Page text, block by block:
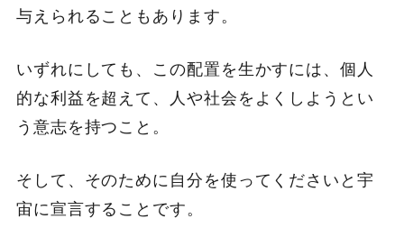
与えられることもあります。
いずれにしても、この配置を生かすには、個人
的な利益を超えて、人や社会をよくしようとい
う意志を持つこと。
そして、そのために自分を使ってくださいと宇
宙に宣言することです。